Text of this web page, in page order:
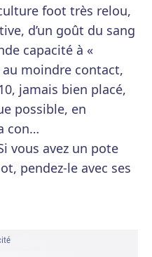
foot très relou,
d’un goût du sang
capacité à «
moindre contact,
jamais bien placé,
possible, en
con…
vous avez un pote
pendez-le avec ses